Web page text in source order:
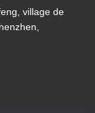
village de